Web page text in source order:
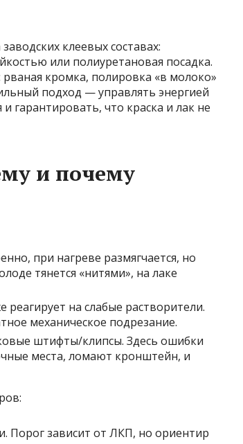
клеевых составах:
или полиуретановая посадка.
рваная кромка, полировка «в молоко»
подход — управлять энергией
гарантировать, что краска и лак не
и почему
при нагреве размягчается, но
тянется «нитями», на лаке
реагирует на слабые растворители.
механическое подрезание.
штифты/клипсы. Здесь ошибки
места, ломают кронштейн, и
Порог зависит от ЛКП, но ориентир